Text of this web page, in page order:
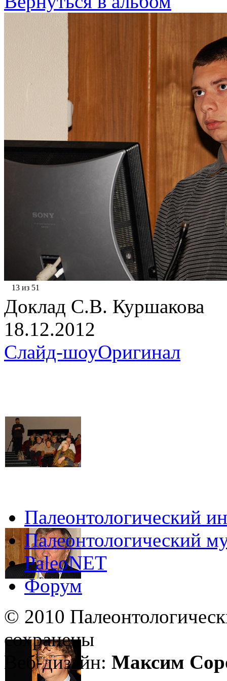
13 из 51
Доклад С.В. Куршакова
18.12.2012
Слайд-шоуОригинал
Палеонтологический
Палеонтологический
PaleoNET
Форум
© 2010
сохранены
Веб-дизайн: Максим